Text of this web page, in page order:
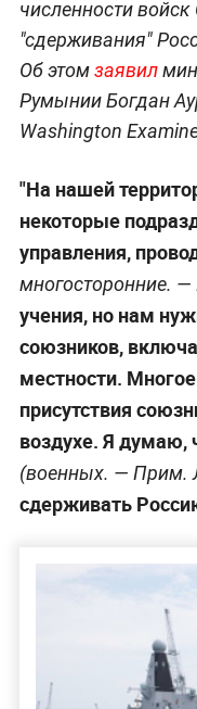
численности
"сдерживания"
Об этомзаявил
Румынии Богдан
Washington
"На нашей
некоторые
управления,
многосторонние. —
учения, но нам
союзников,
местности.
присутствия
воздухе. Я думаю,
(военных. — Прим.
сдерживать